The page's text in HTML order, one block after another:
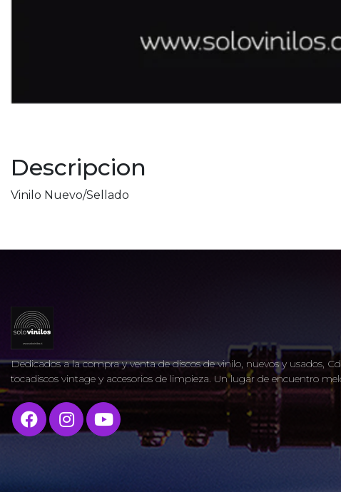
Descripcion
Vinilo Nuevo/Sellado
Dedicados a la compra y venta de discos de vinilo, nuevos y usados,
tocadiscos vintage y accesorios de limpieza. Un lugar de encuentro